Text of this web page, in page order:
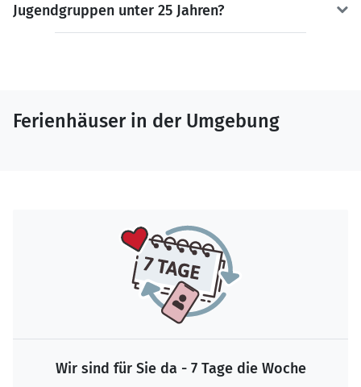
Jugendgruppen unter 25 Jahren?
Ferienhäuser in der Umgebung
Wir sind für Sie da - 7 Tage die Woche